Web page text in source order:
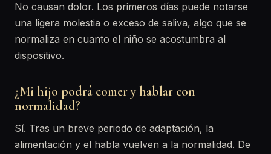
No causan dolor. Los primeros días puede notarse
una ligera molestia o exceso de saliva, algo que se
normaliza en cuanto el niño se acostumbra al
dispositivo.
¿Mi hijo podrá comer y hablar con
normalidad?
Sí. Tras un breve periodo de adaptación, la
alimentación y el habla vuelven a la normalidad. De